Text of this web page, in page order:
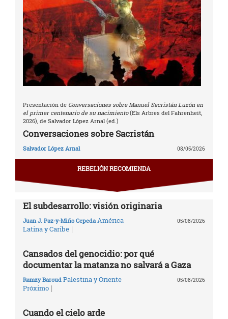
Presentación de Conversaciones sobre Manuel Sacristán Luzón en
el primer centenario de su nacimiento(Els Arbres del Fahrenheit,
2026), de Salvador López Arnal (ed.)
Conversaciones sobre Sacristán
Salvador López Arnal 08/05/2026
REBELIÓN RECOMIENDA
El subdesarrollo: visión originaria
Juan J. Paz-y-Miño Cepeda América
Latina y Caribe |
05/08/2026
Cansados del genocidio: por qué
documentar la matanza no salvará a Gaza
Ramzy Baroud Palestina y Oriente
Próximo |
05/08/2026
Cuando el cielo arde